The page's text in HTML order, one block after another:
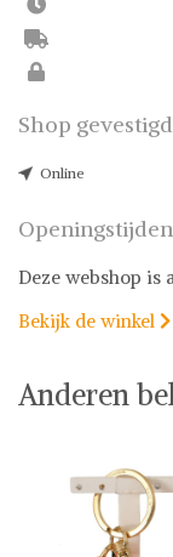
Shop
Online
Openingstijden
Deze webshop is
Bekijk de winkel 
Anderen